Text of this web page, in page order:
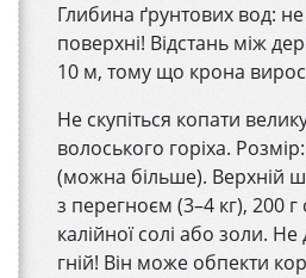
Глибина ґрунтових вод:
поверхні! Відстань між
10 м, тому що крона
Не скупіться копати
волоського горіха.
(можна більше). Верхній
з перегноєм (3–4 кг), 200
калійної солі або золи.
гній! Він може обпекти